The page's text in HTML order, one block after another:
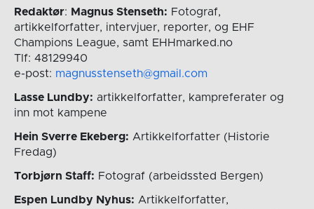
Redaktør: Magnus Stenseth: Fotograf,
artikkelforfatter, intervjuer, reporter, og EHF
Champions League, samt EHHmarked.no
Tlf: 48129940
e-post: magnusstenseth@gmail.com
Lasse Lundby: artikkelforfatter, kampreferater og
inn mot kampene
Hein Sverre Ekeberg: Artikkelforfatter (Historie
Fredag)
Torbjørn Staff: Fotograf (arbeidssted Bergen)
Espen Lundby Nyhus: Artikkelforfatter,